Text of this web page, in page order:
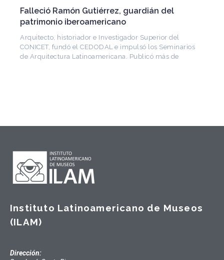
Falleció Ramón Gutiérrez, guardián del
patrimonio iberoamericano
Arquitecto, historiador e Investigador Superior del
CONICET, fundó el CEDODAL e impulsó los Seminarios
de Arquitectura Latinoamericana. Publicó más de
Instituto Latinoamericano de Museos
(ILAM)
Dirección: